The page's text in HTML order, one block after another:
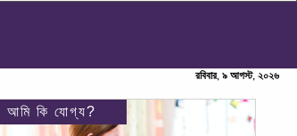
রবিবার, ৯ আগস্ট, ২০২৬
আমি কি যোগ্য?